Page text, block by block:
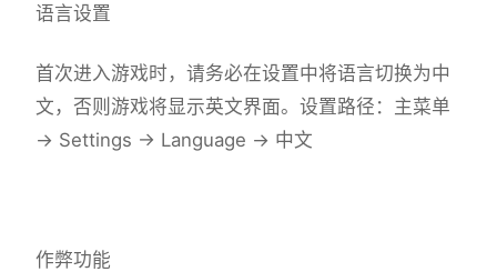
语言设置
首次进入游戏时，请务必在设置中将语言切换为中
文，否则游戏将显示英文界面。设置路径：主菜单
→ Settings → Language → 中文
作弊功能